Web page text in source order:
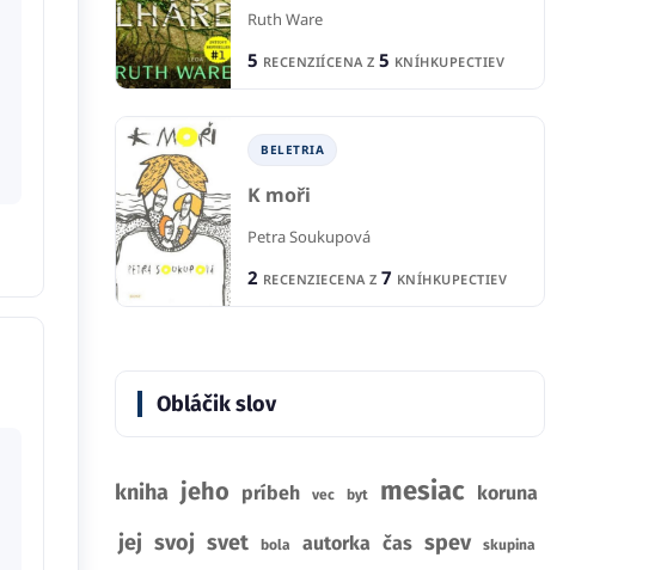
Ruth Ware
5 RECENZIÍCENA Z 5 KNÍHKUPECTIEV
BELETRIA
K moři
Petra Soukupová
2 RECENZIECENA Z 7 KNÍHKUPECTIEV
Obláčik slov
kniha jeho príbeh vec byt mesiac koruna
jej svoj svet bola autorka čas spev skupina